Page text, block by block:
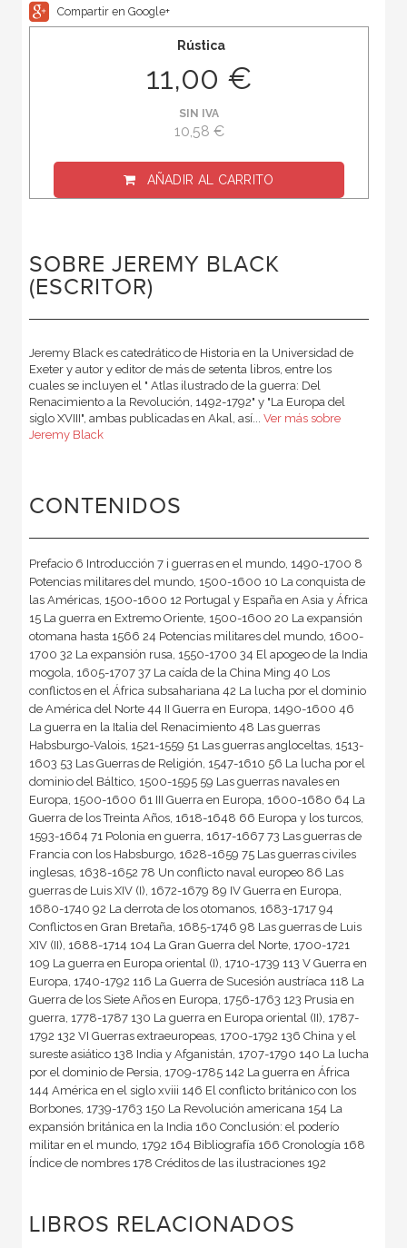
Compartir en Google+
Rústica
11,00 €
SIN IVA
10,58 €
AÑADIR AL CARRITO
SOBRE JEREMY BLACK
(ESCRITOR)
Jeremy Black es catedrático de Historia en la Universidad de
Exeter y autor y editor de más de setenta libros, entre los
cuales se incluyen el " Atlas ilustrado de la guerra: Del
Renacimiento a la Revolución, 1492-1792" y "La Europa del
siglo XVIII", ambas publicadas en Akal, así... Ver más sobre
Jeremy Black
CONTENIDOS
Prefacio 6 Introducción 7 i guerras en el mundo, 1490-1700 8
Potencias militares del mundo, 1500-1600 10 La conquista de
las Américas, 1500-1600 12 Portugal y España en Asia y África
15 La guerra en Extremo Oriente, 1500-1600 20 La expansión
otomana hasta 1566 24 Potencias militares del mundo, 1600-
1700 32 La expansión rusa, 1550-1700 34 El apogeo de la India
mogola, 1605-1707 37 La caída de la China Ming 40 Los
conflictos en el África subsahariana 42 La lucha por el dominio
de América del Norte 44 II Guerra en Europa, 1490-1600 46
La guerra en la Italia del Renacimiento 48 Las guerras
Habsburgo-Valois, 1521-1559 51 Las guerras angloceltas, 1513-
1603 53 Las Guerras de Religión, 1547-1610 56 La lucha por el
dominio del Báltico, 1500-1595 59 Las guerras navales en
Europa, 1500-1600 61 III Guerra en Europa, 1600-1680 64 La
Guerra de los Treinta Años, 1618-1648 66 Europa y los turcos,
1593-1664 71 Polonia en guerra, 1617-1667 73 Las guerras de
Francia con los Habsburgo, 1628-1659 75 Las guerras civiles
inglesas, 1638-1652 78 Un conflicto naval europeo 86 Las
guerras de Luis XIV (I), 1672-1679 89 IV Guerra en Europa,
1680-1740 92 La derrota de los otomanos, 1683-1717 94
Conflictos en Gran Bretaña, 1685-1746 98 Las guerras de Luis
XIV (II), 1688-1714 104 La Gran Guerra del Norte, 1700-1721
109 La guerra en Europa oriental (I), 1710-1739 113 V Guerra en
Europa, 1740-1792 116 La Guerra de Sucesión austríaca 118 La
Guerra de los Siete Años en Europa, 1756-1763 123 Prusia en
guerra, 1778-1787 130 La guerra en Europa oriental (II), 1787-
1792 132 VI Guerras extraeuropeas, 1700-1792 136 China y el
sureste asiático 138 India y Afganistán, 1707-1790 140 La lucha
por el dominio de Persia, 1709-1785 142 La guerra en África
144 América en el siglo xviii 146 El conflicto británico con los
Borbones, 1739-1763 150 La Revolución americana 154 La
expansión británica en la India 160 Conclusión: el poderío
militar en el mundo, 1792 164 Bibliografía 166 Cronología 168
Índice de nombres 178 Créditos de las ilustraciones 192
LIBROS RELACIONADOS